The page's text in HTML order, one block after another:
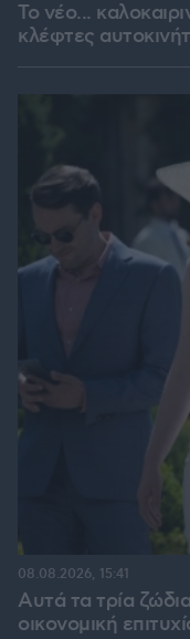
Το νέο...
κλέφτες
Αυτά τα τρία
οικονομική
08.08.2026, 15:41